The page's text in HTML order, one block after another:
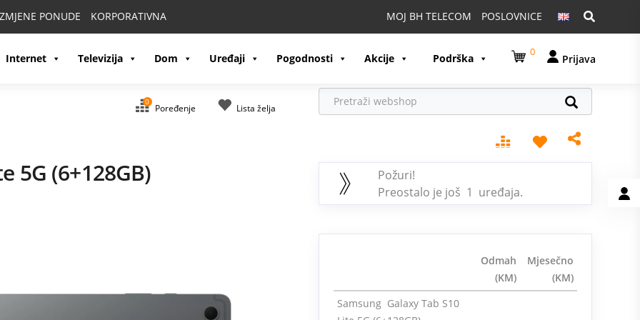
PONUDE KORPORATIVNA Pretraga:
MOJ BH TELECOM POSLOVNICE
Internet Televizija Dom Uređaji Pogodnosti Akcije Podrška 0
Prijava
0
Poređenje Lista želja
5G (6+128GB)
Požuri!
Preostalo je još 1 uređaja.
Odmah
(KM)
Mjesečno
(KM)
Samsung Galaxy Tab S10